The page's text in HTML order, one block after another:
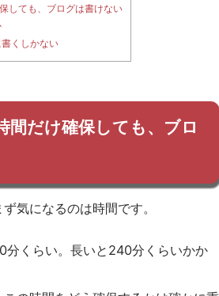
しても、ブログは書けない
くしかない
間だけ確保しても、ブロ
気になるのは時間です。
分くらい。長いと240分くらいかか